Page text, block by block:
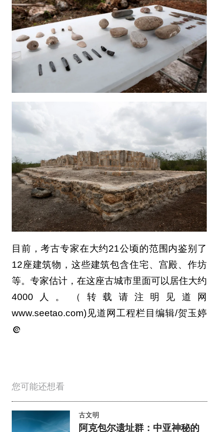
目前，考古专家在大约21公顷的范围内鉴别了
12座建筑物，这些建筑包含住宅、宫殿、作坊
等。专家估计，在这座古城市里面可以居住大约
4000人。（转载请注明见道网
www.seetao.com)见道网工程栏目编辑/贺玉婷
您可能还想看
古文明
阿克包尔遗址群：中亚神秘的